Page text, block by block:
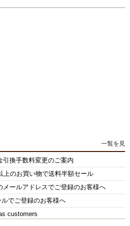
一覧を見
引換手数料変更のご案内
上のお買い物で送料半額セール
メールアドレスでご登録のお客様へ
でご登録のお客様へ
customers